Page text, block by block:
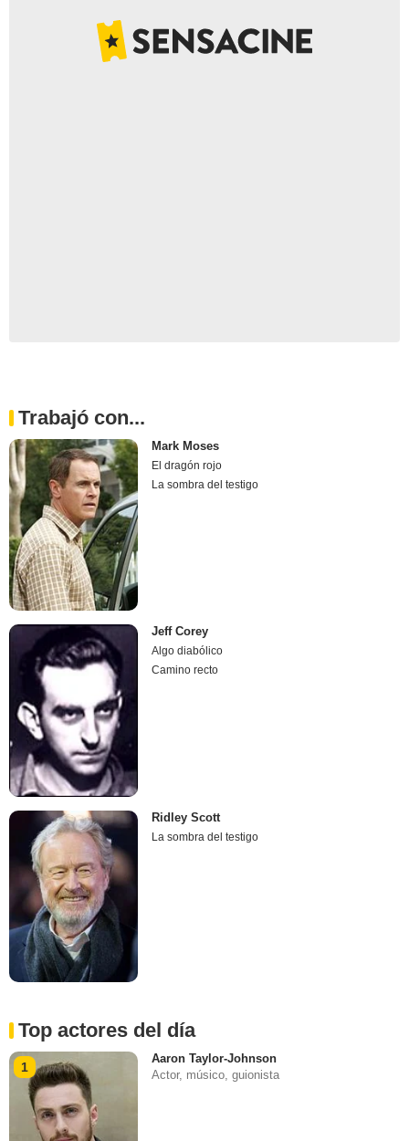
Trabajó con...
Mark Moses
El dragón rojo
La sombra del testigo
Jeff Corey
Algo diabólico
Camino recto
Ridley Scott
La sombra del testigo
Top actores del día
1
Aaron Taylor-Johnson
Actor, músico, guionista